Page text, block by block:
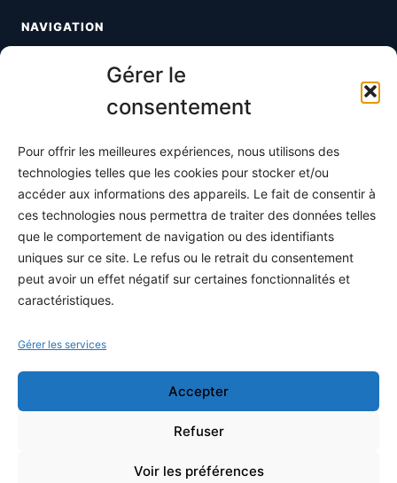
Gérer le
consentement
Pour offrir les meilleures expériences, nous utilisons des
technologies telles que les cookies pour stocker et/ou
accéder aux informations des appareils. Le fait de consentir à
ces technologies nous permettra de traiter des données telles
que le comportement de navigation ou des identifiants
uniques sur ce site. Le refus ou le retrait du consentement
peut avoir un effet négatif sur certaines fonctionnalités et
caractéristiques.
Gérer les services
Accepter
Refuser
Voir les préférences
NAVIGATION
Toutes les maths
S'abonner
À propos
Contact / Support
Mes publications
INFORMATIONS LÉGALES
Conditions générales de vente